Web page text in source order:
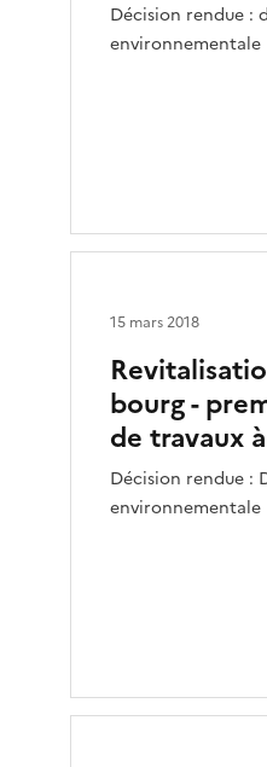
Décision rendue :
environnementale
bourg -
de travaux
Décision rendue :
environnementale
15 mars 2018